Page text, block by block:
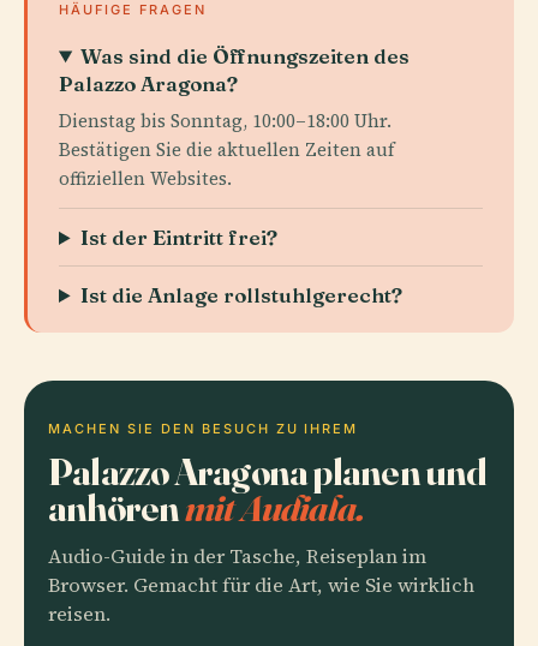
HÄUFIGE FRAGEN
Was sind die Öffnungszeiten des
Palazzo Aragona?
Dienstag bis Sonntag, 10:00–18:00 Uhr.
Bestätigen Sie die aktuellen Zeiten auf
offiziellen Websites.
Ist der Eintritt frei?
Ist die Anlage rollstuhlgerecht?
MACHEN SIE DEN BESUCH ZU IHREM
Palazzo Aragona planen und
anhörenmit Audiala.
Audio-Guide in der Tasche, Reiseplan im
Browser. Gemacht für die Art, wie Sie wirklich
reisen.